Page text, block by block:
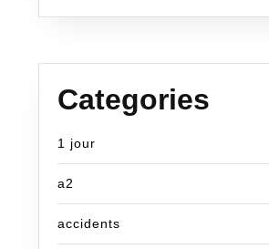
Categories
1 jour
a2
accidents